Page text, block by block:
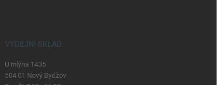
VÝDEJNÍ SKLAD
U mlýna 1435
504 01 Nový Bydžov